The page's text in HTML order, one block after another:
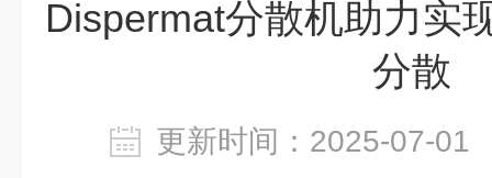
Dispermat分散机助力实
分散
更新时间：2025-07-